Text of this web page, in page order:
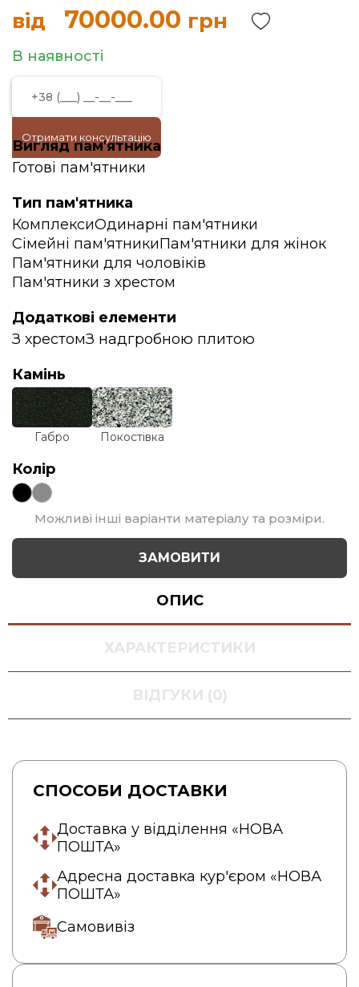
від 70000.00 грн
В наявності
Отримати консультацію
Вигляд пам'ятника
Готові пам'ятники
Тип пам'ятника
КомплексиОдинарні пам'ятники
Сімейні пам'ятникиПам'ятники для жінок
Пам'ятники для чоловіків
Пам'ятники з хрестом
Додаткові елементи
З хрестомЗ надгробною плитою
Камінь
Габро Покостівка
Колір
Можливі інші варіанти матеріалу та розміри.
ЗАМОВИТИ
ОПИС
ХАРАКТЕРИСТИКИ
ВІДГУКИ (0)
СПОСОБИ ДОСТАВКИ
Доставка у відділення «НОВА
ПОШТА»
Адресна доставка кур'єром «НОВА
ПОШТА»
Самовивіз